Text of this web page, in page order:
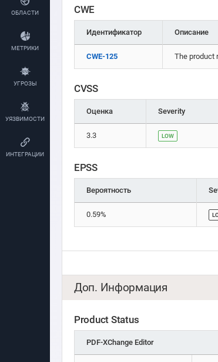
ОБЛАСТИ
МЕТРИКИ
УГРОЗЫ
УЯЗВИМОСТИ
ИНТЕГРАЦИИ
CWE
Идентификатор Описание
CWE-125 The product
CVSS
Оценка Severity
3.3 LOW
EPSS
Вероятность
0.59%
Доп. Информация
Product Status
PDF-XChange Editor